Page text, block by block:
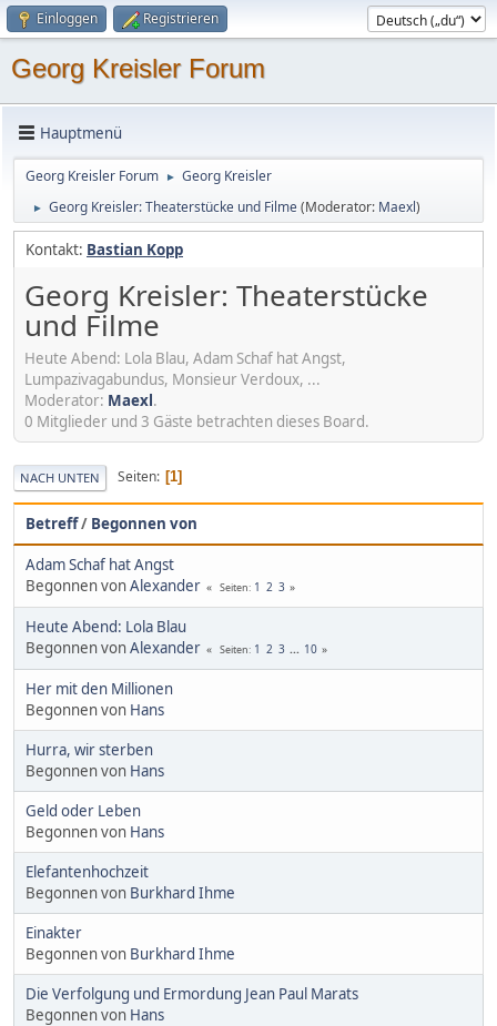
Einloggen Registrieren
Georg Kreisler Forum
Hauptmenü
Georg Kreisler Forum ► Georg Kreisler
► Georg Kreisler: Theaterstücke und Filme(Moderator: Maexl)
Kontakt: Bastian Kopp
Georg Kreisler: Theaterstücke
und Filme
Heute Abend: Lola Blau, Adam Schaf hat Angst,
Lumpazivagabundus, Monsieur Verdoux, ...
Moderator: Maexl.
0 Mitglieder und 3 Gäste betrachten dieses Board.
NACH UNTEN Seiten 1
Betreff/ Begonnen von
Adam Schaf hat Angst
Begonnen vonAlexander Seiten 1 2 3
Heute Abend: Lola Blau
Begonnen vonAlexander Seiten 1 2 3 ... 10
Her mit den Millionen
Begonnen von Hans
Hurra, wir sterben
Begonnen von Hans
Geld oder Leben
Begonnen von Hans
Elefantenhochzeit
Begonnen von Burkhard Ihme
Einakter
Begonnen von Burkhard Ihme
Die Verfolgung und Ermordung Jean Paul Marats
Begonnen von Hans